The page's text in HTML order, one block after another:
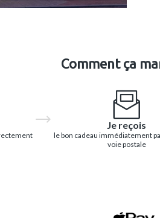
Comment ça
Je reçois
le bon cadeau immédiatement
voie postale